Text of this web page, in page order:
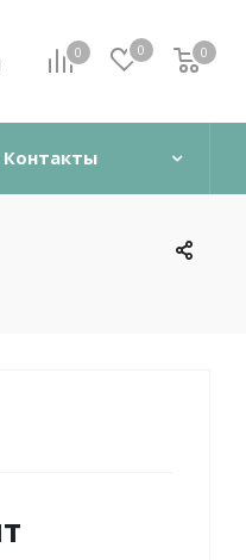
0 0 0
0
Контакты